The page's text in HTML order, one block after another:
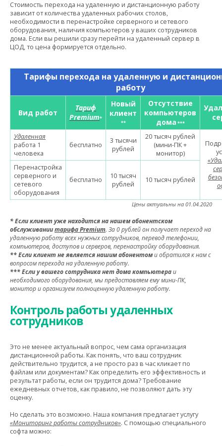
Стоимость перехода на удаленную и дистанционную работу
зависит от количества удаленных рабочих столов,
необходимости в перенастройке серверного и сетевого
оборудования, наличия компьютеров у ваших сотрудников
дома. Если вы решили сразу перейти на удаленный сервер в
ЦОД, то цена формируется отдельно.
Тарифы перехода на удаленную и
работу
Вид работ
Тариф
Premium*
Новый
клиент
**
Отсутствие
компьютеров
дома ***
Удаленная
работа 1
человека
бесплатно
3 тысячи
рублей
20 тысяч рублей
(мини-ПК +
монитор)
Перенастройка
серверного и
сетевого
оборудования
бесплатно
10 тысяч
рублей
10 тысяч рублей
Цены актуальны на 01.04.2020
* Если клиент уже находится на нашем абонентском
обслуживаниитарифа Premium. За 0 рублей он получает переход на
удаленную работу всех нужных сотрудников, перевод телефонии,
компьютеров, доступов и серверов, перенастройку оборудования.
** Если клиент не является нашим абонентоми обратился к нам с
вопросом перехода на удаленную работу.
*** Если у вашего сотрудника нет дома компьютераи
необходимого оборудования, мы предоставляем ему мини-ПК,
монитор и организуем полноценную удаленную работу.
Контроль работы удаленных
сотрудников
Это не менее актуальный вопрос, чем сама организация
дистанционной работы. Как понять, что ваш сотрудник
действительно трудится, а не просто раз в час кликает по
файлам или документам? Как определить его эффективность и
результат работы, если он трудится дома? Требование
ежедневных отчетов, как правило, не позволяют дать эту
оценку.
Но сделать это возможно. Наша компания предлагает услугу
«Мониторинг работы сотрудников». С помощью специального
софта можно: